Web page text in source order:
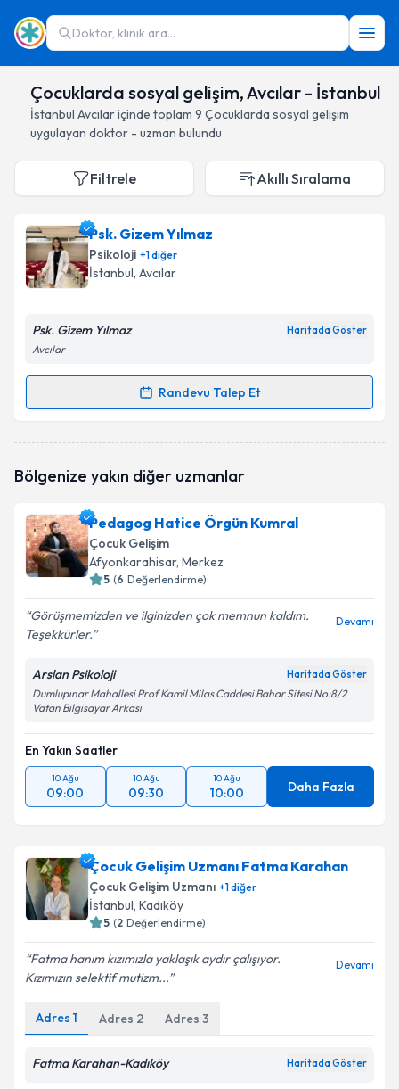
Doktor, klinik ara...
Çocuklarda sosyal gelişim, Avcılar - İstanbul
İstanbul Avcılariçinde toplam 9 Çocuklarda sosyal gelişim
uygulayan doktor - uzman bulundu
Filtrele Akıllı Sıralama
Psk. Gizem Yılmaz
Psikoloji +1diğer
İstanbul, Avcılar
Psk. Gizem Yılmaz Haritada Göster
Avcılar
Randevu Talep Et
Randevu Takvimi Talebi
oluşturun. Size bu uzmandan randevu almanız için bir
E-posta Adresiniz
Kişisel verilerimin işlenmesine ilişkinAydınlatma
Metni
Takvim Talebini Gönder
Bölgenize yakın diğer uzmanlar
Pedagog Hatice Örgün Kumral
Çocuk Gelişim
Afyonkarahisar, Merkez
5 (6 Değerlendirme)
Görüşmemizden ve ilginizden çok memnun kaldım.
Teşekkürler.
Devamı
Arslan Psikoloji Haritada Göster
Dumlupınar Mahallesi Prof Kamil Milas Caddesi Bahar Sitesi No:8/2
Vatan Bilgisayar Arkası
En Yakın Saatler
10 Ağu
09:00
10 Ağu
09:30
10 Ağu
10:00 Daha Fazla
Çocuk Gelişim Uzmanı Fatma Karahan
Çocuk Gelişim Uzmanı +1diğer
İstanbul, Kadıköy
5 (2 Değerlendirme)
Fatma hanım kızımızla yaklaşık aydır çalışıyor.
Kızımızın selektif mutizm...
Devamı
Adres 1 Adres 2 Adres 3
Fatma Karahan-Kadıköy Haritada Göster